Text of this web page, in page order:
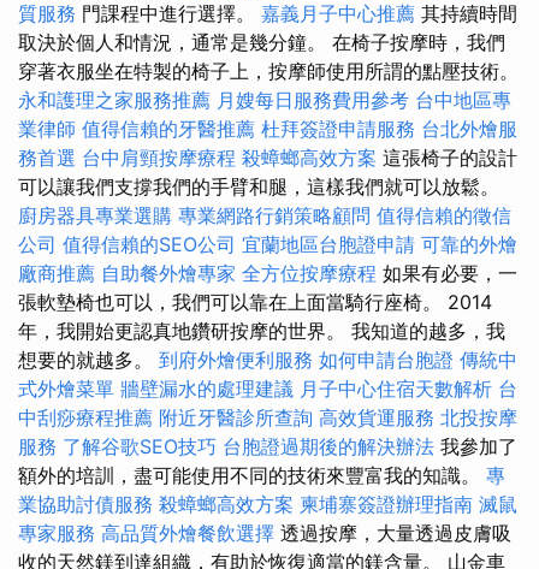
質服務 門課程中進行選擇。 嘉義月子中心推薦 其持續時間
取決於個人和情況，通常是幾分鐘。 在椅子按摩時，我們
穿著衣服坐在特製的椅子上，按摩師使用所謂的點壓技術。
永和護理之家服務推薦 月嫂每日服務費用參考 台中地區專
業律師 值得信賴的牙醫推薦 杜拜簽證申請服務 台北外燴服
務首選 台中肩頸按摩療程 殺蟑螂高效方案 這張椅子的設計
可以讓我們支撐我們的手臂和腿，這樣我們就可以放鬆。
廚房器具專業選購 專業網路行銷策略顧問 值得信賴的徵信
公司 值得信賴的SEO公司 宜蘭地區台胞證申請 可靠的外燴
廠商推薦 自助餐外燴專家 全方位按摩療程 如果有必要，一
張軟墊椅也可以，我們可以靠在上面當騎行座椅。 2014
年，我開始更認真地鑽研按摩的世界。 我知道的越多，我
想要的就越多。 到府外燴便利服務 如何申請台胞證 傳統中
式外燴菜單 牆壁漏水的處理建議 月子中心住宿天數解析 台
中刮痧療程推薦 附近牙醫診所查詢 高效貨運服務 北投按摩
服務 了解谷歌SEO技巧 台胞證過期後的解決辦法 我參加了
額外的培訓，盡可能使用不同的技術來豐富我的知識。 專
業協助討債服務 殺蟑螂高效方案 柬埔寨簽證辦理指南 滅鼠
專家服務 高品質外燴餐飲選擇 透過按摩，大量透過皮膚吸
收的天然鎂到達組織，有助於恢復適當的鎂含量。 山金車